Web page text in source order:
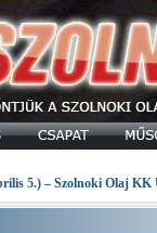
5.) – Szolnoki Olaj KK